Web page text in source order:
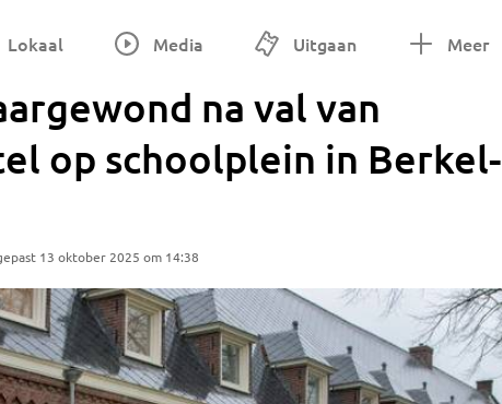
Lokaal Media Uitgaan Meer
na val van
op schoolplein in Berkel-
13 oktober 2025 om 14:38